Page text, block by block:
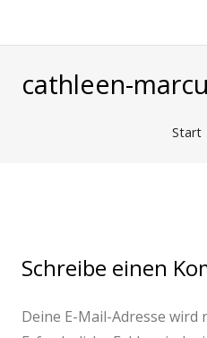
cathleen-
Start
Schreibe einen
Deine E-Mail-Adresse